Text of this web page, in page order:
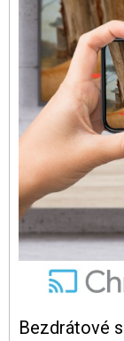
Bezdrátové